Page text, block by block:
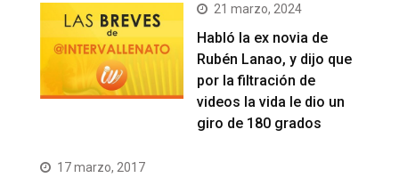
21 marzo, 2024
Habló la ex novia de
Rubén Lanao, y dijo que
por la filtración de
videos la vida le dio un
giro de 180 grados
17 marzo, 2017